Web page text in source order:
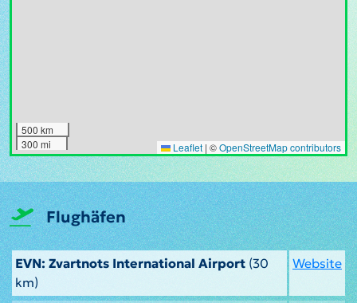
500 km
300 mi
Leaflet | ©OpenStreetMap contributors
Flughäfen
EVN: Zvartnots International Airport (30
km)
Website